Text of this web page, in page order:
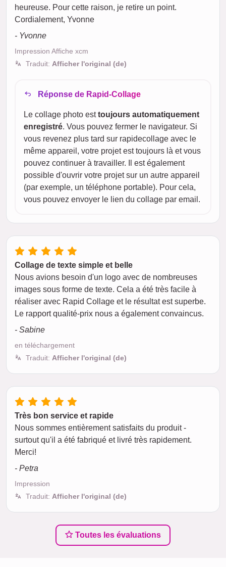
heureuse. Pour cette raison, je retire un point.
Cordialement, Yvonne
- Yvonne
Impression Affiche xcm
Traduit: Afficher l'original (de)
Réponse de Rapid-Collage
Le collage photo esttoujours automatiquement
enregistré. Vous pouvez fermer le navigateur. Si
vous revenez plus tard sur rapidecollage avec le
même appareil, votre projet est toujours là et vous
pouvez continuer à travailler. Il est également
possible d'ouvrir votre projet sur un autre appareil
(par exemple, un téléphone portable). Pour cela,
vous pouvez envoyer le lien du collage par email.
Collage de texte simple et belle
Nous avions besoin d'un logo avec de nombreuses
images sous forme de texte. Cela a été très facile à
réaliser avec Rapid Collage et le résultat est superbe.
Le rapport qualité-prix nous a également convaincus.
- Sabine
en téléchargement
Traduit: Afficher l'original (de)
Très bon service et rapide
Nous sommes entièrement satisfaits du produit -
surtout qu'il a été fabriqué et livré très rapidement.
Merci!
- Petra
Impression
Traduit: Afficher l'original (de)
Toutes les évaluations